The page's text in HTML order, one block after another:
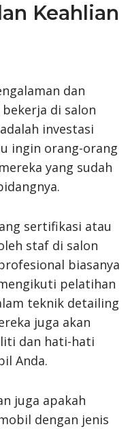
Keahlian
dan
di salon
investasi
ingin orang-orang
yang sudah
sertifikasi atau
staf di salon
biasanya
pelatihan
teknik detailing
juga akan
dan hati-hati
Anda.
juga apakah
dengan jenis